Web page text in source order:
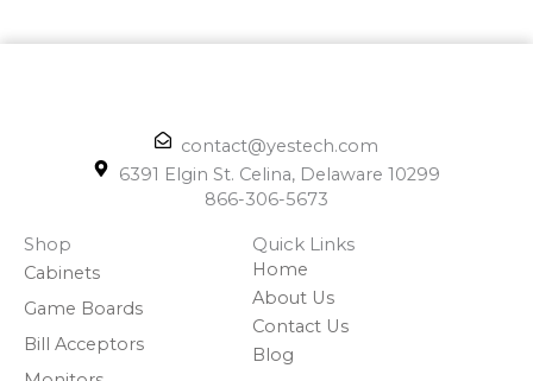
contact@yestech.com
6391 Elgin St. Celina, Delaware 10299
866-306-5673
Shop
Cabinets
Game Boards
Bill Acceptors
Quick Links
Home
About Us
Contact Us
Blog